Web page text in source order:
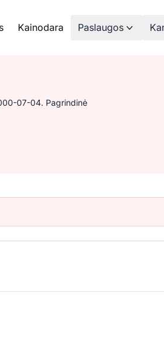
Kainodara Paslaugos
07-04. Pagrindinė